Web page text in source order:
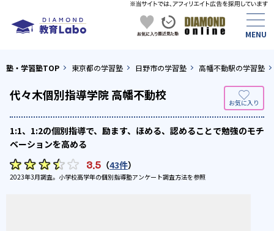
塾・学習塾TOP 東京都の学習塾 日野市の学習塾 高幡不動駅の学習塾
代々木個別指導学院 高幡不動校
1:1、1:2の個別指導で、励ます、ほめる、認めることで勉強のモチ
ベーションを高める
3.5 （43件）
2023年3月調査。 小学校高学年の個別指導塾アンケート調査方法を参照